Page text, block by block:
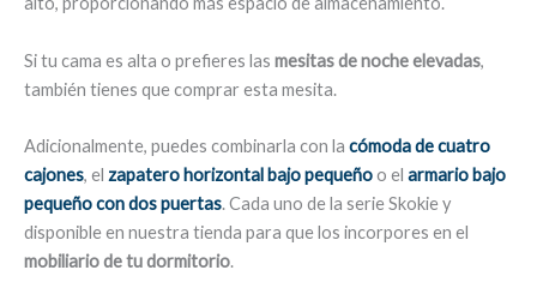
Si tu cama es alta o prefieres las mesitas de noche elevadas,
también tienes que comprar esta mesita.
Adicionalmente, puedes combinarla con la cómoda de cuatro
cajones, el zapatero horizontal bajo pequeñoo el armario bajo
pequeño con dos puertas. Cada uno de la serie Skokie y
disponible en nuestra tienda para que los incorpores en el
mobiliario de tu dormitorio.